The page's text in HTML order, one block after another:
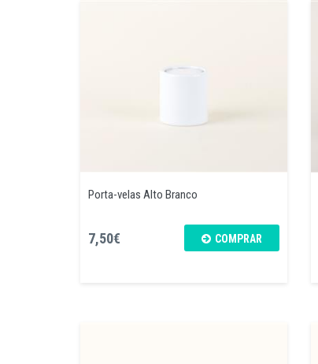
Porta-velas Alto Branco
7,50€ COMPRAR